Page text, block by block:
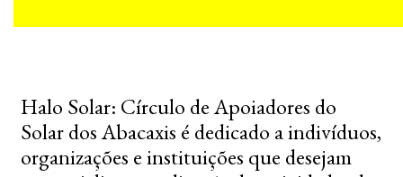
Halo Solar: Círculo de Apoiadores do
Solar dos Abacaxis é dedicado a indivíduos,
organizações e instituições que desejam